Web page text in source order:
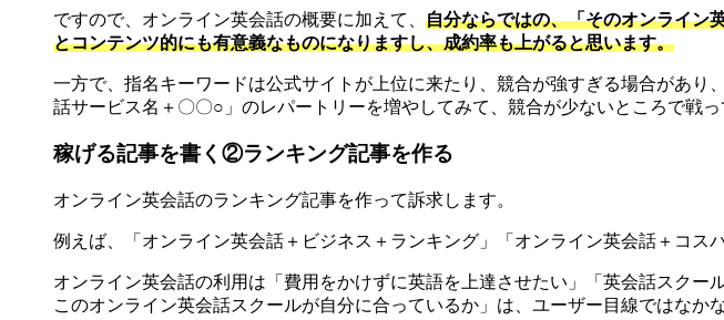
ですので、オンライン英会話の概要に加えて、 自分ならではの、「そのオンライン
とコンテンツ的にも有意義なものになりますし、成約率も上がると思います。
一方で、指名キーワードは公式サイトが上位に来たり、競合が強すぎる場合があ
話サービス名＋〇〇○」のレパートリーを増やしてみて、競合が少ないところで戦っ
稼げる記事を書く②ランキング記事を作る
オンライン英会話のランキング記事を作って訴求します。
例えば、「オンライン英会話＋ビジネス＋ランキング」「オンライン英会話＋コス
オンライン英会話の利用は「費用をかけずに英語を上達させたい」「英会話スク
このオンライン英会話スクールが自分に合っているか」は、ユーザー目線ではなか